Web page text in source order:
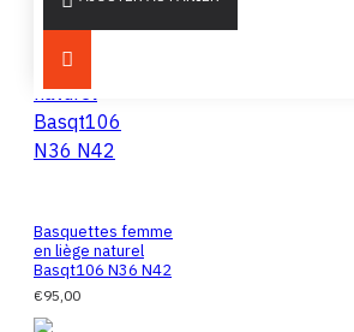
Basquettes femme
en liège naturel
Basqt106 N36 N42
€95,00